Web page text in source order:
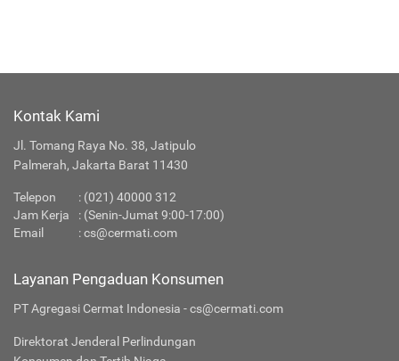
Kontak Kami
Jl. Tomang Raya No. 38, Jatipulo
Palmerah, Jakarta Barat 11430
Telepon : (021) 40000 312
Jam Kerja
: (Senin-Jumat 9:00-17:00)
Email
:cs@cermati.com
Layanan Pengaduan Konsumen
PT Agregasi Cermat Indonesia - cs@cermati.com
Direktorat Jenderal Perlindungan